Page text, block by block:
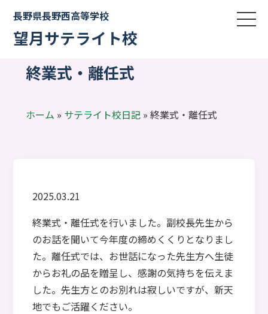
長野県長野西高等学校
望月サテライト校
終業式・離任式
ホーム » サテライト校日記» 終業式・離任式
2025.03.21
終業式・離任式を行いました。副校長先生から
のお話を聞いて今年度の締めくくりとなりまし
た。離任式では、お世話になった先生方へ生徒
からお礼の品を贈呈し、感謝の気持ちを伝えま
した。先生方とのお別れは寂しいですが、新天
地でもご活躍ください。